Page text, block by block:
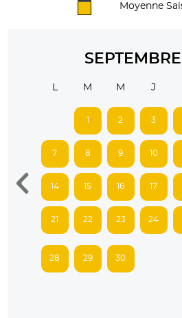
Moyenne
M M J
1 2 3
7 8 9 10
14 15 16 17
21 22 23 24
28 29 30